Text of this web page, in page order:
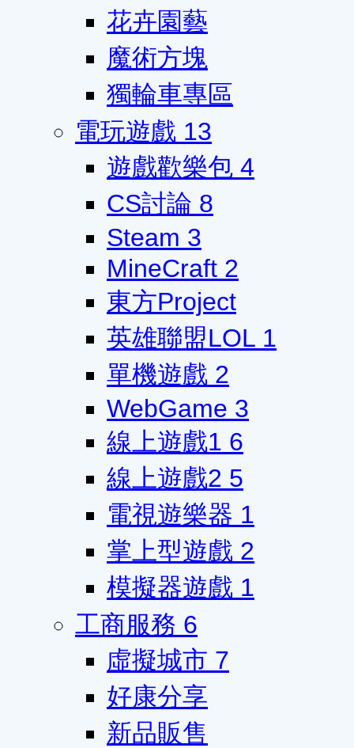
花卉園藝
魔術方塊
獨輪車專區
電玩遊戲 13
遊戲歡樂包 4
CS討論 8
Steam 3
MineCraft 2
東方Project
英雄聯盟LOL 1
單機遊戲 2
WebGame 3
線上遊戲1 6
線上遊戲2 5
電視遊樂器 1
掌上型遊戲 2
模擬器遊戲 1
工商服務 6
虛擬城市 7
好康分享
新品販售